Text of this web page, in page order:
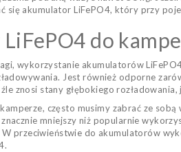
się akumulator LiFePO4, który przy
do
wykorzystanie akumulatorów
Jest również odporne
znosi stany głębokiego
często musimy zabrać ze
znacznie mniejszy niż popularnie
przeciwieństwie do akumulatorów